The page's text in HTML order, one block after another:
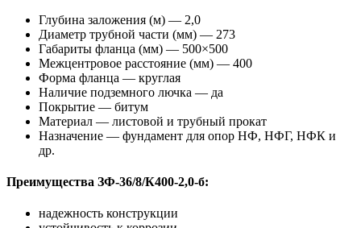
Глубина заложения (м) — 2,0
Диаметр трубной части (мм) — 273
Габариты фланца (мм) — 500×500
Межцентровое расстояние (мм) — 400
Форма фланца — круглая
Наличие подземного лючка — да
Покрытие — битум
Материал — листовой и трубный прокат
Назначение — фундамент для опор НФ, НФГ, НФК и
др.
Преимущества ЗФ-36/8/К400-2,0-б:
надежность конструкции